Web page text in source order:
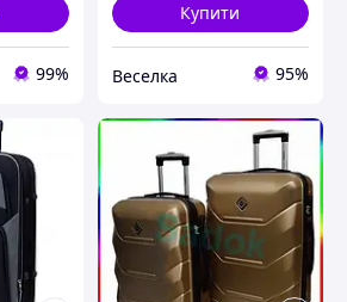
99%
Купити
Веселка 95%